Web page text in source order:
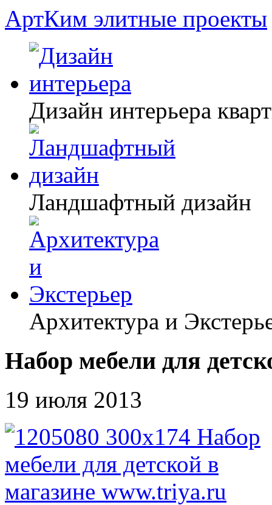
АртКим элитные проекты
Дизайн интерьера
Ландшафтный дизайн
Архитектура и
Набор мебели для
19 июля 2013